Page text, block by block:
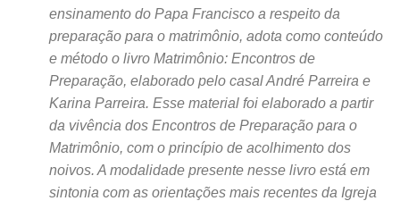
ensinamento do Papa Francisco a respeito da
preparação para o matrimônio, adota como conteúdo
e método o livro Matrimônio: Encontros de
Preparação, elaborado pelo casal André Parreira e
Karina Parreira. Esse material foi elaborado a partir
da vivência dos Encontros de Preparação para o
Matrimônio, com o princípio de acolhimento dos
noivos. A modalidade presente nesse livro está em
sintonia com as orientações mais recentes da Igreja